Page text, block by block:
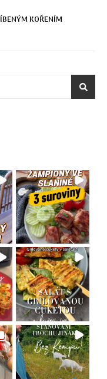
KOŘENÍM